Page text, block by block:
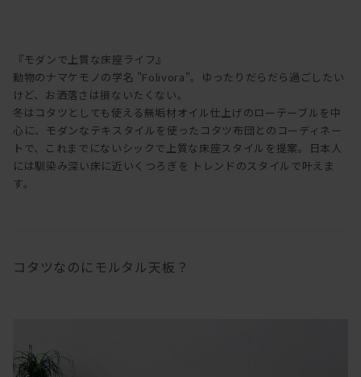
『モダンで上質な床座ライフ』
動物のナマケモノの学名 "Folivora"。ゆったりだらだら過ごしたい
けど、お洒落さは損ないたくない。
冬はコタツとしても使える無垢材オイル仕上げのローテーブルを中
心に、モダンなテキスタイルを使ったコタツ布団とのコーディネー
トで、これまでにないシックで上質な床座スタイルを提案。日本人
には馴染み深い床に近いくつろぎを トレンドのスタイルで叶えま
す。
コタツなのにモルタル天板？